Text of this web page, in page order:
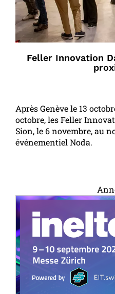
Feller Innovation
Après Genève le 13
octobre, les Feller
Sion, le 6 novembre, au
événementiel Noda.